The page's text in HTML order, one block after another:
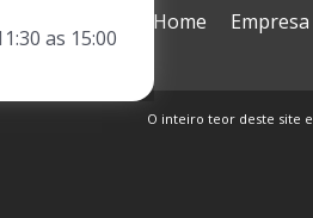
Home Empresa
O inteiro teor deste site
as 15:00